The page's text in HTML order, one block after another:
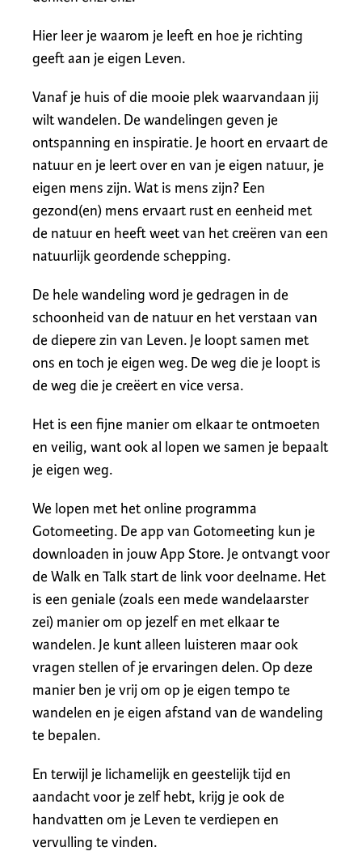
Hier leer je waarom je leeft en hoe je richting
geeft aan je eigen Leven.
Vanaf je huis of die mooie plek waarvandaan jij
wilt wandelen. De wandelingen geven je
ontspanning en inspiratie. Je hoort en ervaart de
natuur en je leert over en van je eigen natuur, je
eigen mens zijn. Wat is mens zijn? Een
gezond(en) mens ervaart rust en eenheid met
de natuur en heeft weet van het creëren van een
natuurlijk geordende schepping.
De hele wandeling word je gedragen in de
schoonheid van de natuur en het verstaan van
de diepere zin van Leven. Je loopt samen met
ons en toch je eigen weg. De weg die je loopt is
de weg die je creëert en vice versa.
Het is een fijne manier om elkaar te ontmoeten
en veilig, want ook al lopen we samen je bepaalt
je eigen weg.
We lopen met het online programma
Gotomeeting. De app van Gotomeeting kun je
downloaden in jouw App Store. Je ontvangt voor
de Walk en Talk start de link voor deelname. Het
is een geniale (zoals een mede wandelaarster
zei) manier om op jezelf en met elkaar te
wandelen. Je kunt alleen luisteren maar ook
vragen stellen of je ervaringen delen. Op deze
manier ben je vrij om op je eigen tempo te
wandelen en je eigen afstand van de wandeling
te bepalen.
En terwijl je lichamelijk en geestelijk tijd en
aandacht voor je zelf hebt, krijg je ook de
handvatten om je Leven te verdiepen en
vervulling te vinden.